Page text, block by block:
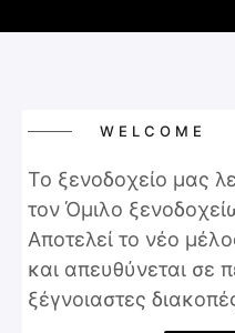
WELCOME
Το ξενοδοχείο μας
τον Όμιλο
Αποτελεί το νέο
και απευθύνεται σε
ξέγνοιαστες